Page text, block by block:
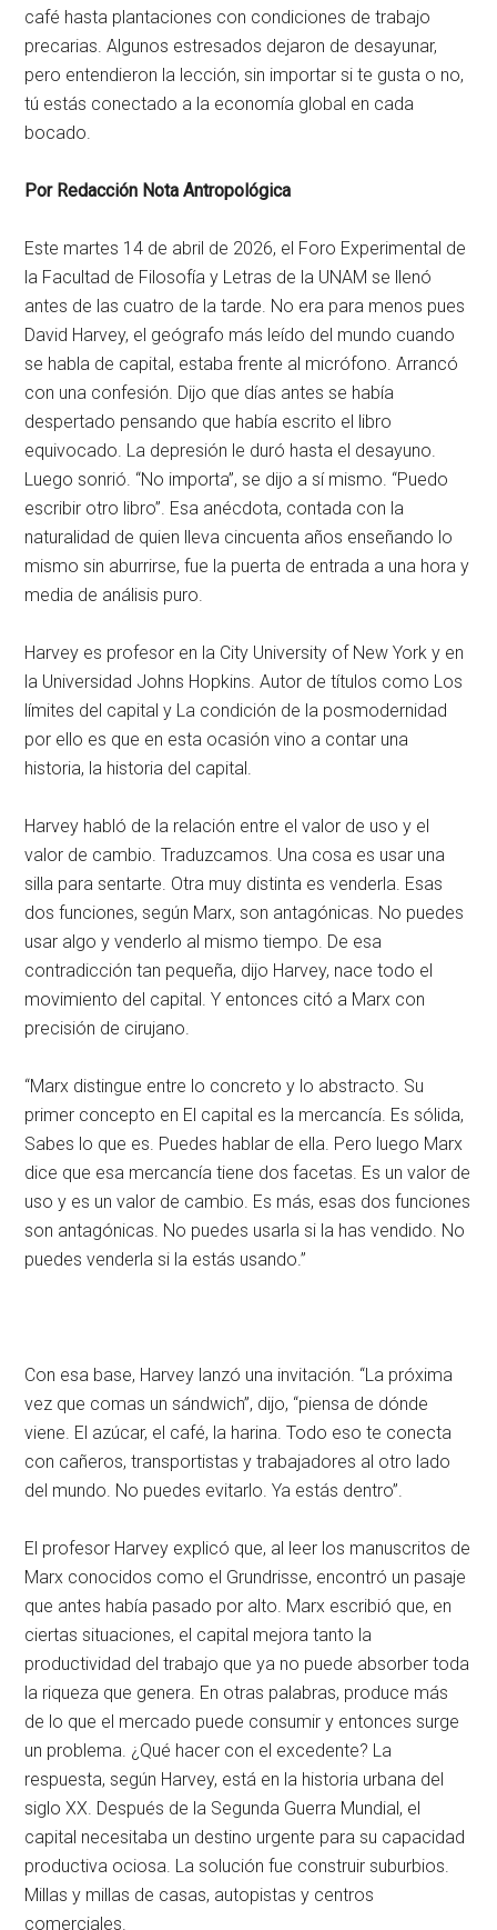
café hasta plantaciones con condiciones de trabajo
precarias. Algunos estresados dejaron de desayunar,
pero entendieron la lección, sin importar si te gusta o no,
tú estás conectado a la economía global en cada
bocado.
Por Redacción Nota Antropológica
Este martes 14 de abril de 2026, el Foro Experimental de
la Facultad de Filosofía y Letras de la UNAM se llenó
antes de las cuatro de la tarde. No era para menos pues
David Harvey, el geógrafo más leído del mundo cuando
se habla de capital, estaba frente al micrófono. Arrancó
con una confesión. Dijo que días antes se había
despertado pensando que había escrito el libro
equivocado. La depresión le duró hasta el desayuno.
Luego sonrió. “No importa”, se dijo a sí mismo. “Puedo
escribir otro libro”. Esa anécdota, contada con la
naturalidad de quien lleva cincuenta años enseñando lo
mismo sin aburrirse, fue la puerta de entrada a una hora y
media de análisis puro.
Harvey es profesor en la City University of New York y en
la Universidad Johns Hopkins. Autor de títulos como Los
límites del capital y La condición de la posmodernidad
por ello es que en esta ocasión vino a contar una
historia, la historia del capital.
Harvey habló de la relación entre el valor de uso y el
valor de cambio. Traduzcamos. Una cosa es usar una
silla para sentarte. Otra muy distinta es venderla. Esas
dos funciones, según Marx, son antagónicas. No puedes
usar algo y venderlo al mismo tiempo. De esa
contradicción tan pequeña, dijo Harvey, nace todo el
movimiento del capital. Y entonces citó a Marx con
precisión de cirujano.
“Marx distingue entre lo concreto y lo abstracto. Su
primer concepto en El capital es la mercancía. Es sólida,
Sabes lo que es. Puedes hablar de ella. Pero luego Marx
dice que esa mercancía tiene dos facetas. Es un valor de
uso y es un valor de cambio. Es más, esas dos funciones
son antagónicas. No puedes usarla si la has vendido. No
puedes venderla si la estás usando.”
Con esa base, Harvey lanzó una invitación. “La próxima
vez que comas un sándwich”, dijo, “piensa de dónde
viene. El azúcar, el café, la harina. Todo eso te conecta
con cañeros, transportistas y trabajadores al otro lado
del mundo. No puedes evitarlo. Ya estás dentro”.
El profesor Harvey explicó que, al leer los manuscritos de
Marx conocidos como el Grundrisse, encontró un pasaje
que antes había pasado por alto. Marx escribió que, en
ciertas situaciones, el capital mejora tanto la
productividad del trabajo que ya no puede absorber toda
la riqueza que genera. En otras palabras, produce más
de lo que el mercado puede consumir y entonces surge
un problema. ¿Qué hacer con el excedente? La
respuesta, según Harvey, está en la historia urbana del
siglo XX. Después de la Segunda Guerra Mundial, el
capital necesitaba un destino urgente para su capacidad
productiva ociosa. La solución fue construir suburbios.
Millas y millas de casas, autopistas y centros
comerciales.